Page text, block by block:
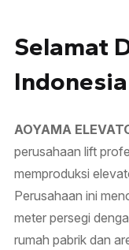
Selamat
Indonesia
AOYAMA
perusahaan lift
memproduksi
Perusahaan ini
meter persegi
rumah pabrik dan